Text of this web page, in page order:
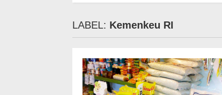
LABEL: Kemenkeu RI